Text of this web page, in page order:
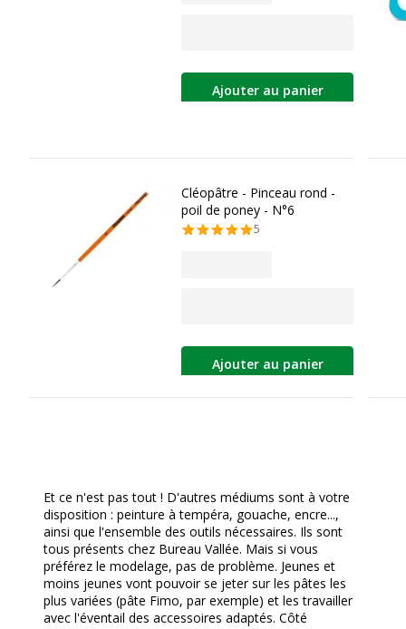
Ajouter au panier
Cléopâtre - Pinceau rond -
poil de poney - N°6
5
Ajouter au panier
Et ce n'est pas tout ! D'autres médiums sont à votre
disposition : peinture à tempéra, gouache, encre...,
ainsi que l'ensemble des outils nécessaires. Ils sont
tous présents chez Bureau Vallée. Mais si vous
préférez le modelage, pas de problème. Jeunes et
moins jeunes vont pouvoir se jeter sur les pâtes les
plus variées (pâte Fimo, par exemple) et les travailler
avec l'éventail des accessoires adaptés. Côté